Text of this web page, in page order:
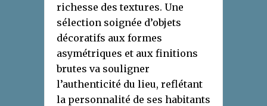
richesse des textures. Une
sélection soignée d’objets
décoratifs aux formes
asymétriques et aux finitions
brutes va souligner
l’authenticité du lieu, reflétant
la personnalité de ses habitants